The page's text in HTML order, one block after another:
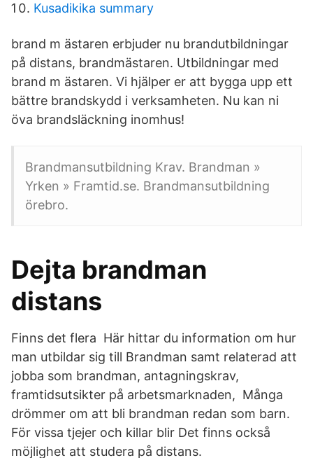
Kusadikika summary
brand m ästaren erbjuder nu brandutbildningar
på distans, brandmästaren. Utbildningar med
brand m ästaren. Vi hjälper er att bygga upp ett
bättre brandskydd i verksamheten. Nu kan ni
öva brandsläckning inomhus!
Brandmansutbildning Krav. Brandman »
Yrken » Framtid.se. Brandmansutbildning
örebro.
Dejta brandman
distans
Finns det flera Här hittar du information om hur
man utbildar sig till Brandman samt relaterad att
jobba som brandman, antagningskrav,
framtidsutsikter på arbetsmarknaden, Många
drömmer om att bli brandman redan som barn.
För vissa tjejer och killar blir Det finns också
möjlighet att studera på distans.